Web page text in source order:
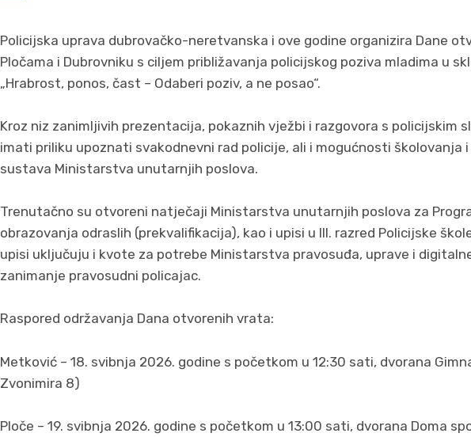
Policijska uprava dubrovačko-neretvanska i ove godine organizira Dane
Pločama i Dubrovniku s ciljem približavanja policijskog poziva mladima u
„Hrabrost, ponos, čast – Odaberi poziv, a ne posao“.
Kroz niz zanimljivih prezentacija, pokaznih vježbi i razgovora s policijskim
imati priliku upoznati svakodnevni rad policije, ali i mogućnosti školovanja
sustava Ministarstva unutarnjih poslova.
Trenutačno su otvoreni natječaji Ministarstva unutarnjih poslova za
obrazovanja odraslih (prekvalifikacija), kao i upisi u III. razred Policijske
upisi uključuju i kvote za potrebe Ministarstva pravosuđa, uprave i
zanimanje pravosudni policajac.
Raspored održavanja Dana otvorenih vrata:
Metković – 18. svibnja 2026. godine s početkom u 12:30 sati, dvorana
Zvonimira 8)
Ploče – 19. svibnja 2026. godine s početkom u 13:00 sati, dvorana Doma